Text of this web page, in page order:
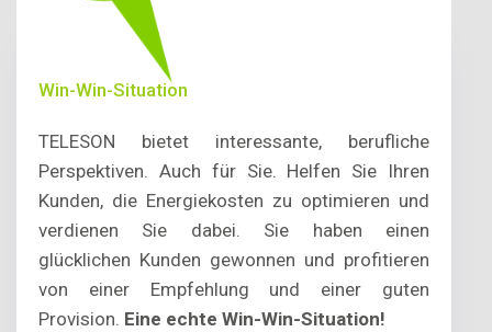
Win-Win-Situation
TELESON bietet interessante, berufliche
Perspektiven. Auch für Sie. Helfen Sie Ihren
Kunden, die Energiekosten zu optimieren und
verdienen Sie dabei. Sie haben einen
glücklichen Kunden gewonnen und profitieren
von einer Empfehlung und einer guten
Provision. Eine echte Win-Win-Situation!